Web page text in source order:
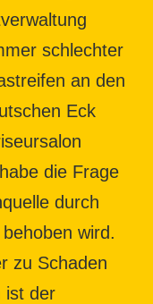
schlechter
an den
Eck
die Frage
durch
wird.
zu Schaden
ist der